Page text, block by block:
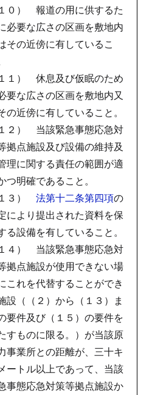
１０） 報道の用に供するた
必要な広さの区画を敷地内
その近傍に有しているこ
１１） 休息及び仮眠のため
要な広さの区画を敷地内又
の近傍に有していること。
１２） 当該緊急事態応急対
拠点施設及び設備の維持及
理に関する責任の範囲が適
つ明確であること。
３） 法第十二条第四項の
により提出された資料を保
る設備を有していること。
１４） 当該緊急事態応急対
拠点施設が使用できない場
これを代替することができ
設（（２）から（１３）ま
要件及び（１５）の要件を
すものに限る。）が当該原
事業所との距離が、三十キ
ートル以上であって、当該
事態応急対策等拠点施設か